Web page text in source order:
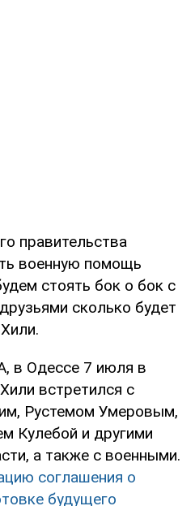
правительства
военную помощь
стоять бок о бок с
сколько будет
в Одессе 7 июля в
встретился с
Рустемом Умеровым,
Кулебой и другими
а также с военными.
соглашения о
будущего